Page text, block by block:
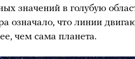
значений в голубую
означало, что линии
чем сама планета.